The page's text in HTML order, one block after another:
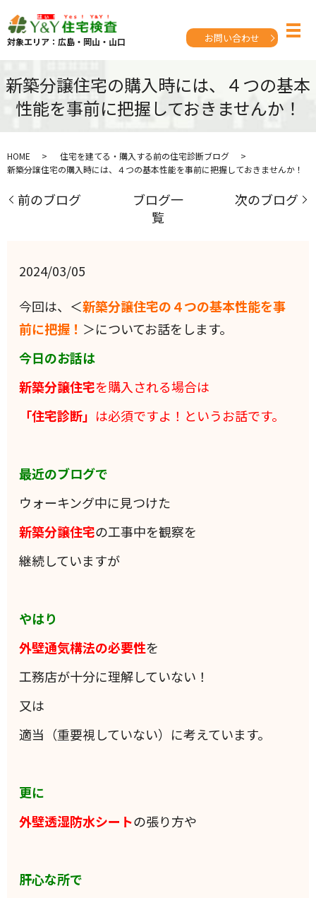
対象エリア：広島・岡山・山口 お問い合わせ
新築分譲住宅の購入時には、４つの基本
性能を事前に把握しておきませんか！
HOME
住宅を建てる・購入する前の住宅診断ブログ
新築分譲住宅の購入時には、４つの基本性能を事前に把握しておきませんか！
前のブログ
ブログ一
覧
次のブログ
2024/03/05
今回は、＜新築分譲住宅の４つの基本性能を事
前に把握！ ＞についてお話をします。
今日のお話は
新築分譲住宅を購入される場合は
「住宅診断」 は必須ですよ！というお話です。
最近のブログで
ウォーキング中に見つけた
新築分譲住宅の工事中を観察を
継続していますが
やはり
外壁通気構法の必要性を
工務店が十分に理解していない！
又は
適当（重要視していない）に考えています。
更に
外壁透湿防水シートの張り方や
肝心な所で